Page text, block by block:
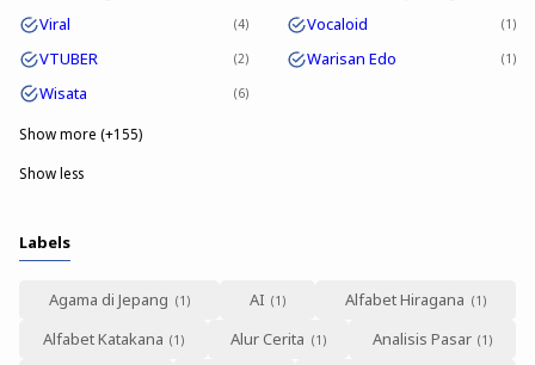
Viral 4 Vocaloid 1
VTUBER 2 Warisan Edo 1
Wisata 6
Show more (+155)
Show less
Labels
Agama di Jepang AI
Alfabet Hiragana
Alfabet Katakana
Alur Cerita
Analisis Pasar